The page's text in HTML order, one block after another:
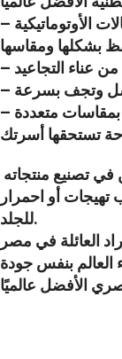
– سهولة العناية: يمكن غسلها في الغسالات الأوتوماتيكية
أو احمرار
للجلد.
بنفس جودة